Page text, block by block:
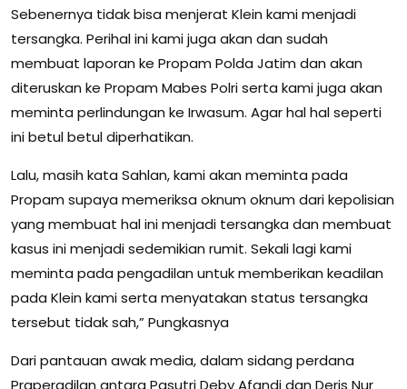
Sebenernya tidak bisa menjerat Klein kami menjadi
tersangka. Perihal ini kami juga akan dan sudah
membuat laporan ke Propam Polda Jatim dan akan
diteruskan ke Propam Mabes Polri serta kami juga akan
meminta perlindungan ke Irwasum. Agar hal hal seperti
ini betul betul diperhatikan.
Lalu, masih kata Sahlan, kami akan meminta pada
Propam supaya memeriksa oknum oknum dari kepolisian
yang membuat hal ini menjadi tersangka dan membuat
kasus ini menjadi sedemikian rumit. Sekali lagi kami
meminta pada pengadilan untuk memberikan keadilan
pada Klein kami serta menyatakan status tersangka
tersebut tidak sah,” Pungkasnya
Dari pantauan awak media, dalam sidang perdana
Praperadilan antara Pasutri Deby Afandi dan Deris Nur